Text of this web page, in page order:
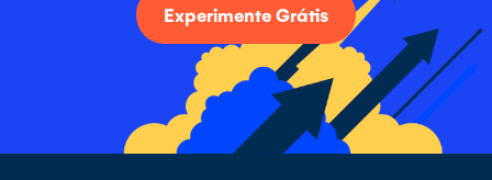
Experimente Grátis